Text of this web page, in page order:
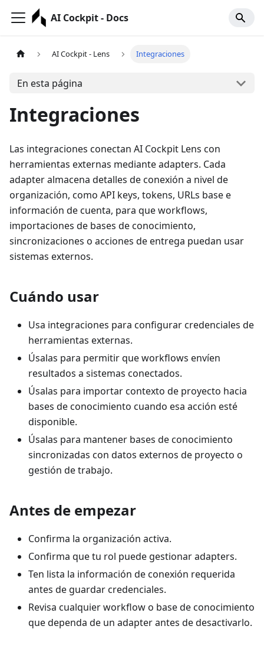
AI Cockpit - Docs
AI Cockpit - Lens Integraciones
En esta página
Integraciones
Las integraciones conectan AI Cockpit Lens con
herramientas externas mediante adapters. Cada
adapter almacena detalles de conexión a nivel de
organización, como API keys, tokens, URLs base e
información de cuenta, para que workflows,
importaciones de bases de conocimiento,
sincronizaciones o acciones de entrega puedan usar
sistemas externos.
Cuándo usar
Usa integraciones para configurar credenciales de
herramientas externas.
Úsalas para permitir que workflows envíen
resultados a sistemas conectados.
Úsalas para importar contexto de proyecto hacia
bases de conocimiento cuando esa acción esté
disponible.
Úsalas para mantener bases de conocimiento
sincronizadas con datos externos de proyecto o
gestión de trabajo.
Antes de empezar
Confirma la organización activa.
Confirma que tu rol puede gestionar adapters.
Ten lista la información de conexión requerida
antes de guardar credenciales.
Revisa cualquier workflow o base de conocimiento
que dependa de un adapter antes de desactivarlo.